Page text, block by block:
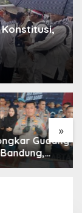
»
Gudang
Ribu